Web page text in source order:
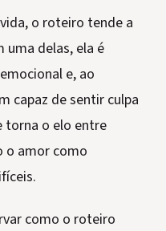
o roteiro tende a
uma delas, ela é
e, ao
capaz de sentir culpa
torna o elo entre
o amor como
como o roteiro